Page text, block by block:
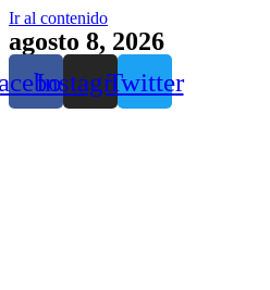
Ir al contenido
agosto 8, 2026
InstagramTwitter